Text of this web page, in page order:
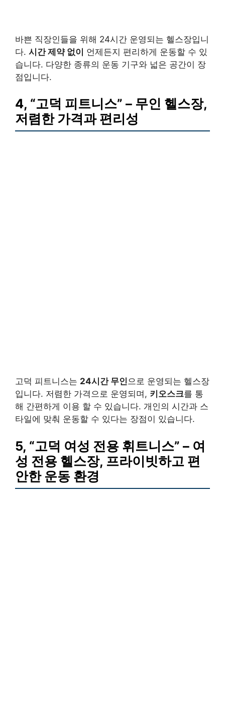
바쁜 직장인들을 위해 24시간 운영되는 헬스장입니
다. 시간 제약 없이 언제든지 편리하게 운동할 수 있
습니다. 다양한 종류의 운동 기구와 넓은 공간이 장
점입니다.
4, “고덕 피트니스” – 무인 헬스장,
저렴한 가격과 편리성
고덕 피트니스는 24시간 무인으로 운영되는 헬스장
입니다. 저렴한 가격으로 운영되며, 키오스크를 통
해 간편하게 이용 할 수 있습니다. 개인의 시간과 스
타일에 맞춰 운동할 수 있다는 장점이 있습니다.
5, “고덕 여성 전용 휘트니스” – 여
성 전용 헬스장, 프라이빗하고 편
안한 운동 환경